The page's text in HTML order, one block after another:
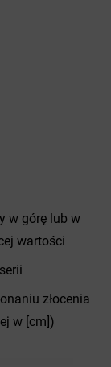
w górę lub w
wartości
złocenia
w [cm])